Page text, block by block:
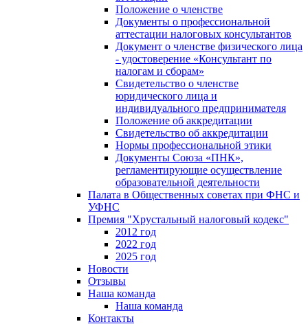
Положение о членстве
Документы о профессиональной
аттестации налоговых консультантов
Документ о членстве физического лица
- удостоверение «Консультант по
налогам и сборам»
Свидетельство о членстве
юридического лица и
индивидуального предпринимателя
Положение об аккредитации
Свидетельство об аккредитации
Нормы профессиональной этики
Документы Союза «ПНК»,
регламентирующие осуществление
образовательной деятельности
Палата в Общественных советах при ФНС и
УФНС
Премия "Хрустальный налоговый кодекс"
2012 год
2022 год
2025 год
Новости
Отзывы
Наша команда
Наша команда
Контакты